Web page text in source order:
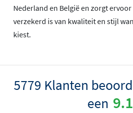
Nederland en België en zorgt
verzekerd is van kwaliteit en stijl
kiest.
5779 Klanten
een 9.1